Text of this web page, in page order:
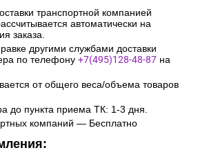
транспортной компанией
автоматически на
заказа.
другими службами доставки
по телефону +7(495)128-48-87 на
от общего веса/объема товаров
до пункта приема ТК: 1-3 дня.
компаний — Бесплатно